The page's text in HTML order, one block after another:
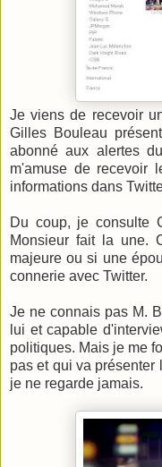
Je viens de recevoir
Gilles Bouleau
abonné aux alertes
m'amuse de recevoir
informations dans
Du coup, je consulte
Monsieur fait la une.
majeure ou si une
connerie avec Twitter.
Je ne connais pas M.
lui et capable
politiques. Mais je me
pas et qui va
je ne regarde jamais.